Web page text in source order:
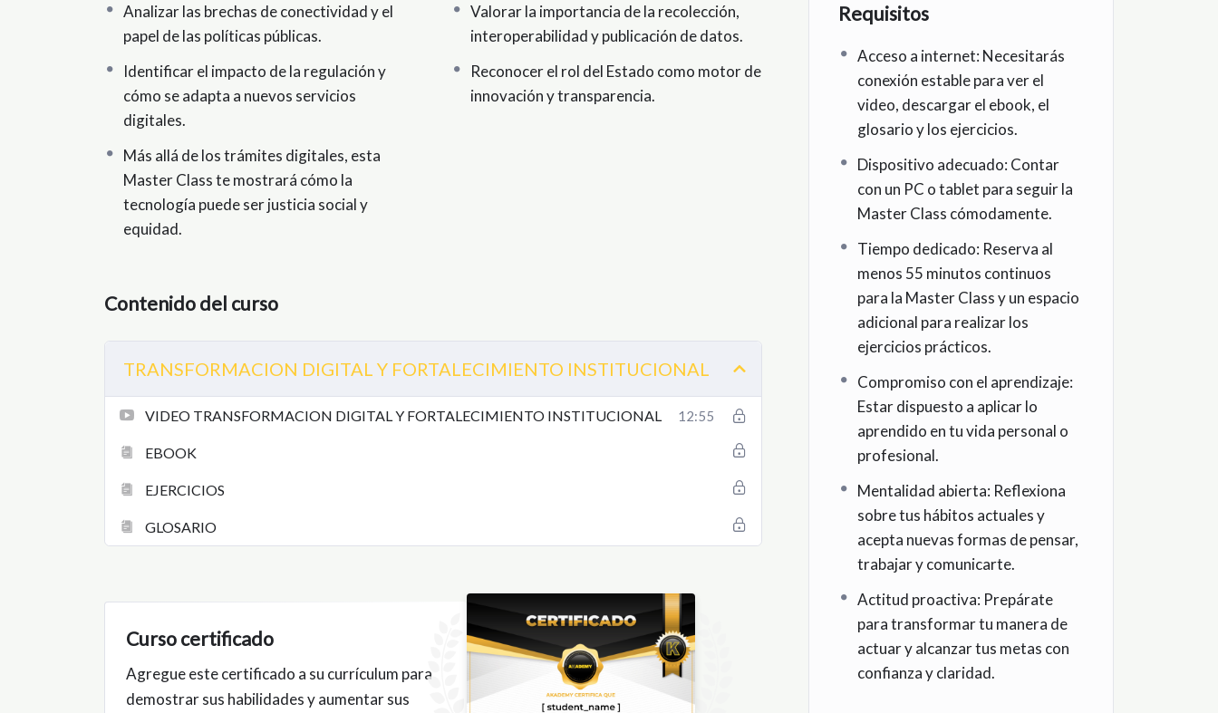
Analizar las brechas de conectividad y el
papel de las políticas públicas.
Valorar la importancia de la recolección,
interoperabilidad y publicación de datos.
Identificar el impacto de la regulación y
cómo se adapta a nuevos servicios
digitales.
Reconocer el rol del Estado como motor de
innovación y transparencia.
Más allá de los trámites digitales, esta
Master Class te mostrará cómo la
tecnología puede ser justicia social y
equidad.
Contenido del curso
TRANSFORMACION DIGITAL Y FORTALECIMIENTO INSTITUCIONAL
VIDEO TRANSFORMACION DIGITAL Y FORTALECIMIENTO INSTITUCIONAL 12:55
EBOOK
EJERCICIOS
GLOSARIO
Curso certificado
Agregue este certificado a su currículum para
demostrar sus habilidades y aumentar sus
Requisitos
Acceso a internet: Necesitarás
conexión estable para ver el
video, descargar el ebook, el
glosario y los ejercicios.
Dispositivo adecuado: Contar
con un PC o tablet para seguir la
Master Class cómodamente.
Tiempo dedicado: Reserva al
menos 55 minutos continuos
para la Master Class y un espacio
adicional para realizar los
ejercicios prácticos.
Compromiso con el aprendizaje:
Estar dispuesto a aplicar lo
aprendido en tu vida personal o
profesional.
Mentalidad abierta: Reflexiona
sobre tus hábitos actuales y
acepta nuevas formas de pensar,
trabajar y comunicarte.
Actitud proactiva: Prepárate
para transformar tu manera de
actuar y alcanzar tus metas con
confianza y claridad.